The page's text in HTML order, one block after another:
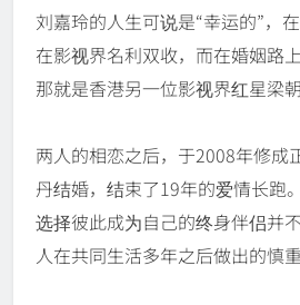
刘嘉玲的人生可说是“幸运的”，
在影视界名利双收，而在婚姻路
那就是香港另一位影视界红星梁朝
两人的相恋之后，于2008年修成
丹结婚，结束了19年的爱情长跑
选择彼此成为自己的终身伴侣并
人在共同生活多年之后做出的慎重